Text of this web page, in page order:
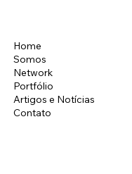
Home
Somos
Network
Portfólio
Artigos e Notícias
Contato